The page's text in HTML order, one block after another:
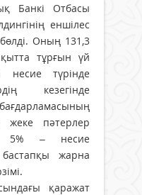
Банкі Отбасы
еншілес
Оның 131,3
тұрғын үй
несие түрінде
кезегінде
жеке пәтерлер
5% – несие
жарна
қаражат